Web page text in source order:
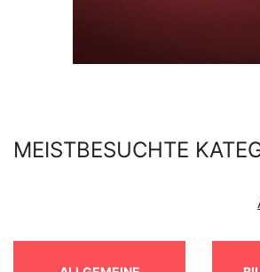
MEISTBESUCHTE